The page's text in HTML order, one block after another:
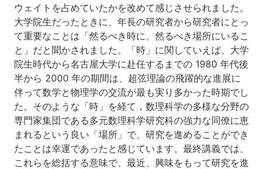
ウェイトを占めていたかを改めて感じさせられました。
大学院生だったときに、年長の研究者から研究者にとっ
て重要なことは「然るべき時に、然るべき場所にいるこ
と」だと聞かされました。「時」に関していえば、大学
院生時代から名古屋大学に赴任するまでの 1980 年代後
半から 2000 年の期間は、超弦理論の飛躍的な進展に
伴って数学と物理学の交流が最も実り多かった時期でし
た。そのような「時」を経て，数理科学の多様な分野の
専門家集団である多元数理科学研究科の強力な同僚に恵
まれるという良い「場所」で、研究を進めることができ
たことは幸運であったと感じています。最終講義では、
これらを総括する意味で、最近、興味をもって研究を進